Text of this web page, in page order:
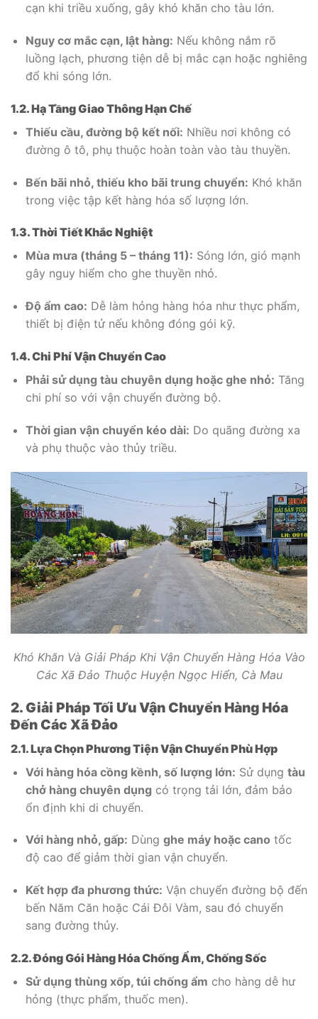
cạn khi triều xuống, gây khó khăn cho tàu lớn.
Nguy cơ mắc cạn, lật hàng: Nếu không nắm rõ
luồng lạch, phương tiện dễ bị mắc cạn hoặc nghiêng
đổ khi sóng lớn.
1.2. Hạ Tầng Giao Thông Hạn Chế
Thiếu cầu, đường bộ kết nối: Nhiều nơi không có
đường ô tô, phụ thuộc hoàn toàn vào tàu thuyền.
Bến bãi nhỏ, thiếu kho bãi trung chuyển: Khó khăn
trong việc tập kết hàng hóa số lượng lớn.
1.3. Thời Tiết Khắc Nghiệt
Mùa mưa (tháng 5 – tháng 11): Sóng lớn, gió mạnh
gây nguy hiểm cho ghe thuyền nhỏ.
Độ ẩm cao: Dễ làm hỏng hàng hóa như thực phẩm,
thiết bị điện tử nếu không đóng gói kỹ.
1.4. Chi Phí Vận Chuyển Cao
Phải sử dụng tàu chuyên dụng hoặc ghe nhỏ: Tăng
chi phí so với vận chuyển đường bộ.
Thời gian vận chuyển kéo dài: Do quãng đường xa
và phụ thuộc vào thủy triều.
Khó Khăn Và Giải Pháp Khi Vận Chuyển Hàng Hóa Vào
Các Xã Đảo Thuộc Huyện Ngọc Hiển, Cà Mau
2. Giải Pháp Tối Ưu Vận Chuyển Hàng Hóa
Đến Các Xã Đảo
2.1. Lựa Chọn Phương Tiện Vận Chuyển Phù Hợp
Với hàng hóa cồng kềnh, số lượng lớn: Sử dụng tàu
chở hàng chuyên dụng có trọng tải lớn, đảm bảo
ổn định khi di chuyển.
Với hàng nhỏ, gấp: Dùng ghe máy hoặc cano tốc
độ cao để giảm thời gian vận chuyển.
Kết hợp đa phương thức: Vận chuyển đường bộ đến
bến Năm Căn hoặc Cái Đôi Vàm, sau đó chuyển
sang đường thủy.
2.2. Đóng Gói Hàng Hóa Chống Ẩm, Chống Sốc
Sử dụng thùng xốp, túi chống ẩm cho hàng dễ hư
hỏng (thực phẩm, thuốc men).